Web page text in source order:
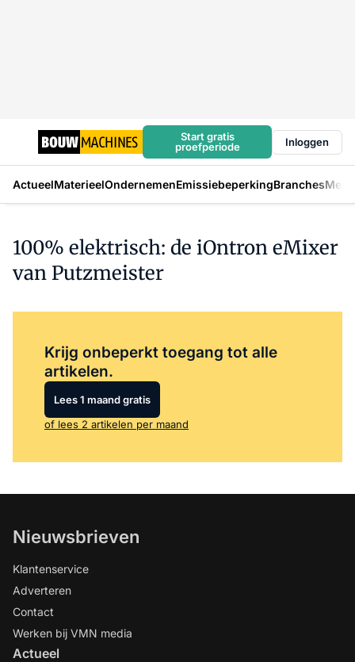
Start gratis
proefperiode
Inloggen
ActueelMaterieelOndernemenEmissiebeperkingBranches
100% elektrisch: de iOntron eMixer
van Putzmeister
Krijg onbeperkt toegang tot alle
artikelen.
Lees 1 maand gratis
of lees 2 artikelen per maand
Nieuwsbrieven
Klantenservice
Adverteren
Contact
Werken bij VMN media
Actueel